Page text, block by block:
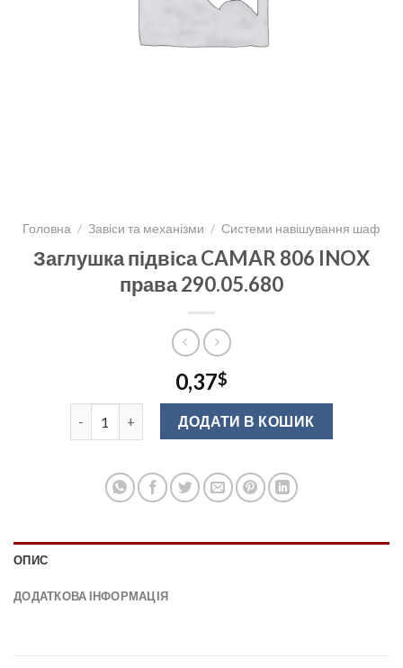
Головна / Завіси та механізми / Системи навішування шаф
Заглушка підвіса CAMAR 806 INOX
права 290.05.680
0,37$
Заглушка підвіса CAMAR 806 INOX права 290.05.680
ДОДАТИ В КОШИК
ОПИС
ДОДАТКОВА ІНФОРМАЦІЯ